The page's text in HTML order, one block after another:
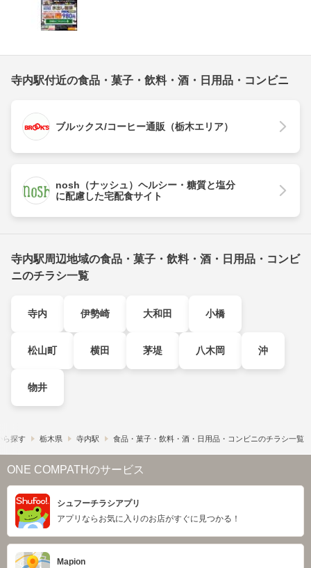
寺内駅付近の食品・菓子・飲料・酒・日用品・コンビニ
ブルックス/コーヒー通販（栃木エリア）
nosh（ナッシュ）ヘルシー・糖質と塩分
に配慮した宅配食サイト
寺内駅周辺地域の食品・菓子・飲料・酒・日用品・コンビ
ニのチラシ一覧
寺内 伊勢崎 大和田 小橋
松山町 横田 茅堤 八木岡 沖
物井
ら探す 栃木県 寺内駅 食品・菓子・飲料・酒・日用品・コンビニのチラシ一覧
ONE COMPATHのサービス
シュフーチラシアプリ
アプリならお気に入りのお店がすぐに見つかる！
Mapion